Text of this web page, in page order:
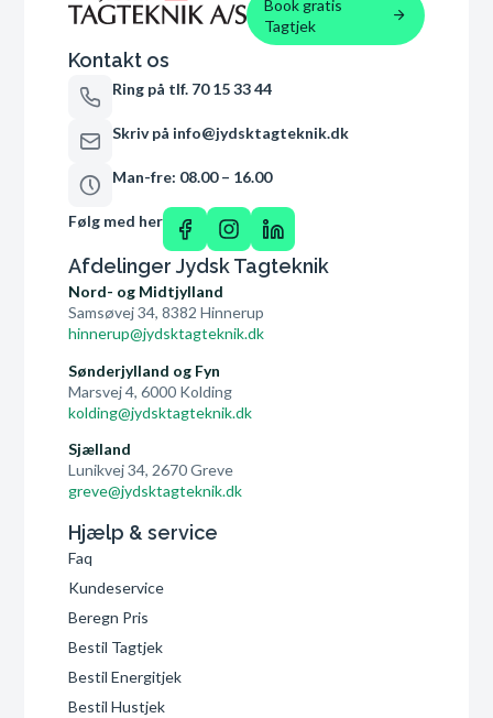
Book gratis
Tagtjek
Kontakt os
Ring på tlf. 70 15 33 44
Skriv på info@jydsktagteknik.dk
Man-fre: 08.00 – 16.00
Følg med her
Afdelinger Jydsk Tagteknik
Nord- og Midtjylland
Samsøvej 34, 8382 Hinnerup
hinnerup@jydsktagteknik.dk
Sønderjylland og Fyn
Marsvej 4, 6000 Kolding
kolding@jydsktagteknik.dk
Sjælland
Lunikvej 34, 2670 Greve
greve@jydsktagteknik.dk
Hjælp & service
Faq
Kundeservice
Beregn Pris
Bestil Tagtjek
Bestil Energitjek
Bestil Hustjek